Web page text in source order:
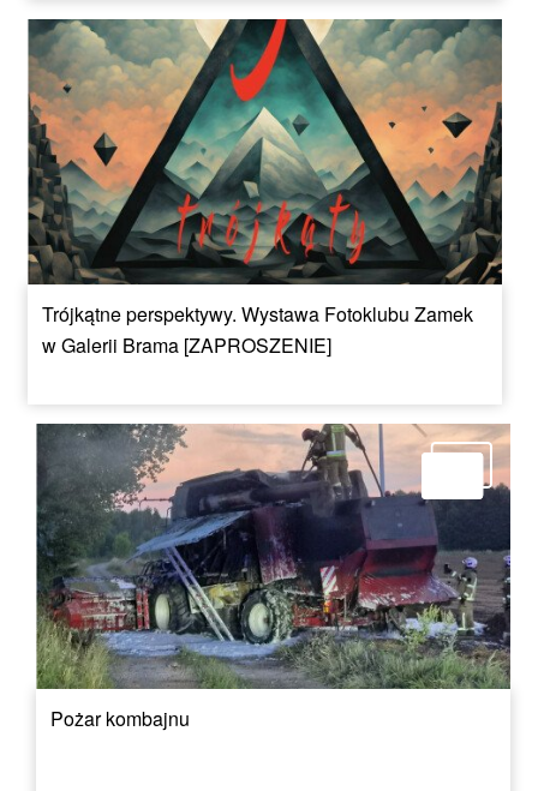
Trójkątne perspektywy. Wystawa Fotoklubu Zamek
w Galerii Brama [ZAPROSZENIE]
Pożar kombajnu